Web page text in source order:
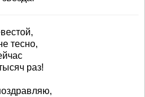
тесно,
раз!